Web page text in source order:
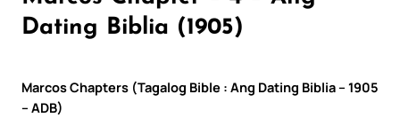
Dating Biblia (1905)
Marcos Chapters (Tagalog Bible : Ang Dating Biblia – 1905
– ADB)